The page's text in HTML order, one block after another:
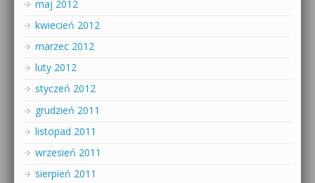
maj 2012
kwiecień 2012
marzec 2012
luty 2012
styczeń 2012
grudzień 2011
listopad 2011
wrzesień 2011
sierpień 2011